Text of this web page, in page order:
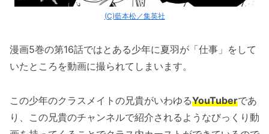
(C)藍本松／集英社
漫画5巻の第16話ではとある少年に夏羽が「仕事」をして
いたところを動画に撮られてしまいます。
この少年のクラスメイトの兄貴がいわゆるYouTuberであ
り、この兄貴のチャンネルで紹介されるようなびっくり動